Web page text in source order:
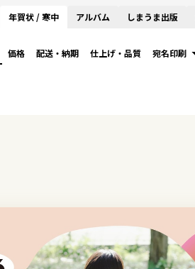
年賀状 / 寒中 アルバム しまうま出版
価格 配送・納期 仕上げ・品質 宛名印刷